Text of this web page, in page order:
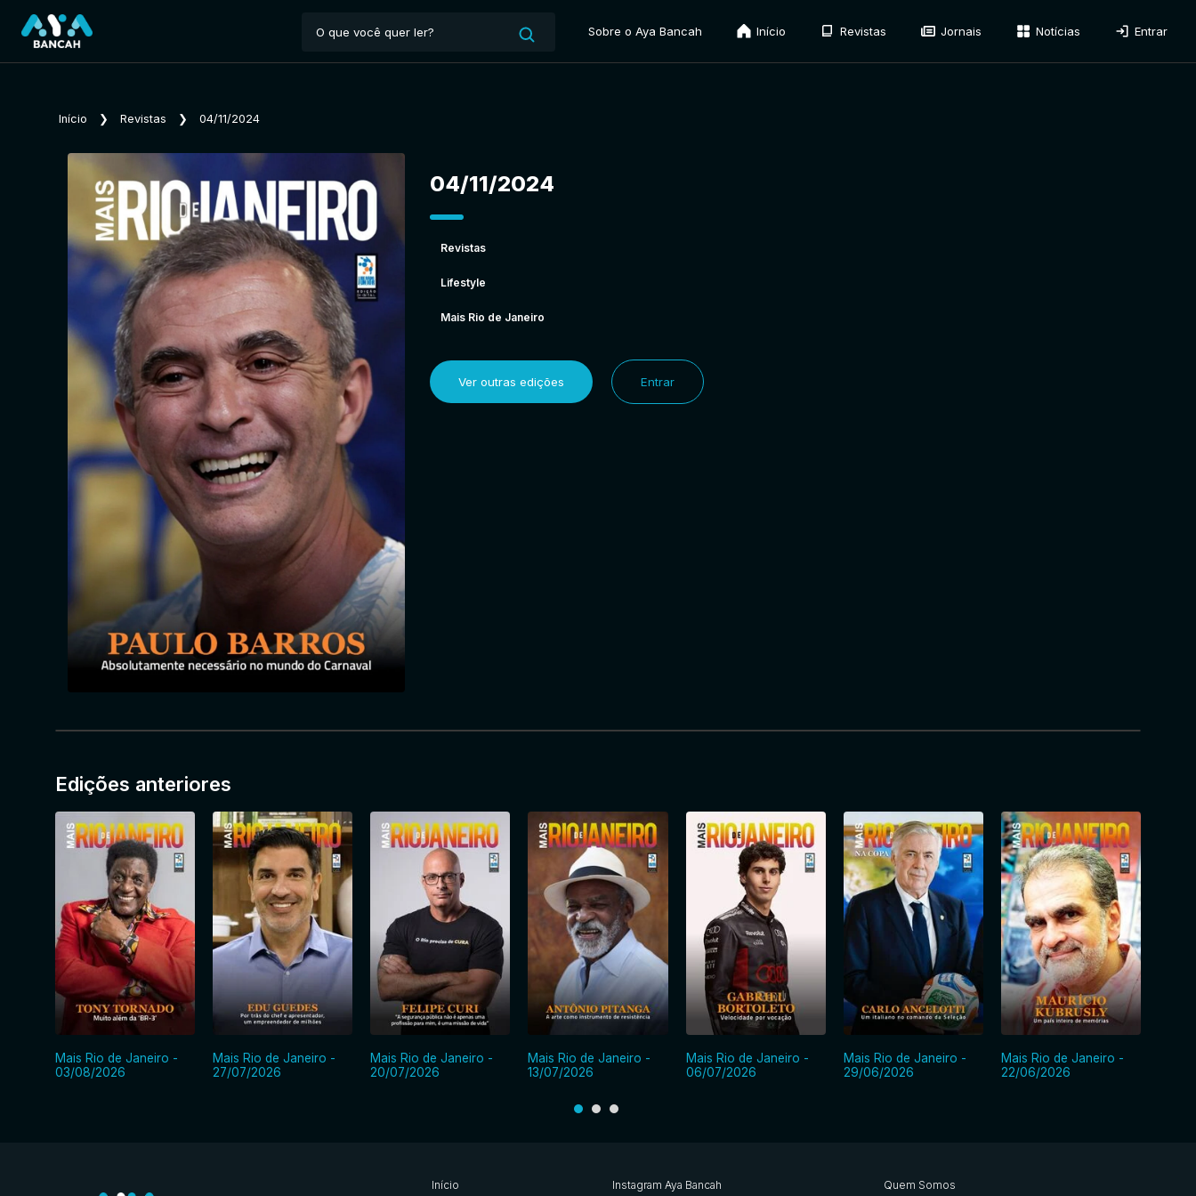
Sobre o Aya Bancah Início Revistas Jornais Notícias Entrar
Início ❯ Revistas ❯ 04/11/2024
04/11/2024
Revistas
Lifestyle
Mais Rio de Janeiro
Ver outras edições Entrar
Edições anteriores
Mais Rio de Janeiro -
03/08/2026
Mais Rio de Janeiro -
27/07/2026
Mais Rio de Janeiro -
20/07/2026
Mais Rio de Janeiro -
13/07/2026
Mais Rio de Janeiro -
06/07/2026
Mais Rio de Janeiro -
29/06/2026
Mais Rio de Janeiro -
22/06/2026
Início Instagram Aya Bancah Quem Somos